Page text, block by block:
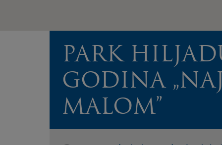
PARK
GODINA
MALOM”